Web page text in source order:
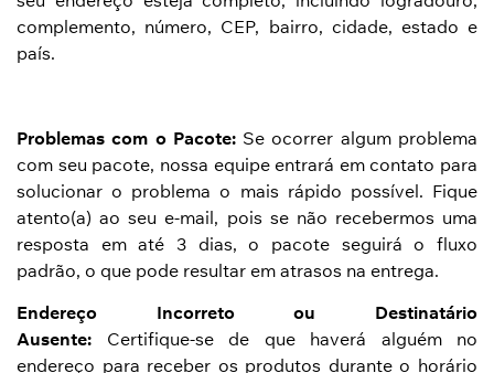
complemento, número, CEP, bairro, cidade, estado e
país.
Problemas com o Pacote:Se ocorrer algum problema
com seu pacote, nossa equipe entrará em contato para
solucionar o problema o mais rápido possível. Fique
atento(a) ao seu e-mail, pois se não recebermos uma
resposta em até 3 dias, o pacote seguirá o fluxo
padrão, o que pode resultar em atrasos na entrega.
Endereço Incorreto ou Destinatário
Ausente: Certifique-se de que haverá alguém no
endereço para receber os produtos durante o horário